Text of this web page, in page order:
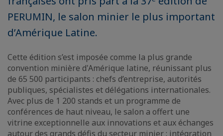
PERUMIN, le salon minier le plus important
d’Amérique Latine.
Cette édition s’est imposée comme la plus grande
convention minière d'Amérique latine, réunissant plus
de 65 500 participants : chefs d’entreprise, autorités
publiques, spécialistes et délégations internationales.
Avec plus de 1 200 stands et un programme de
conférences de haut niveau, le salon a offert une
vitrine exceptionnelle aux innovations et aux échanges
autour des grands défis du secteur minier : intégration